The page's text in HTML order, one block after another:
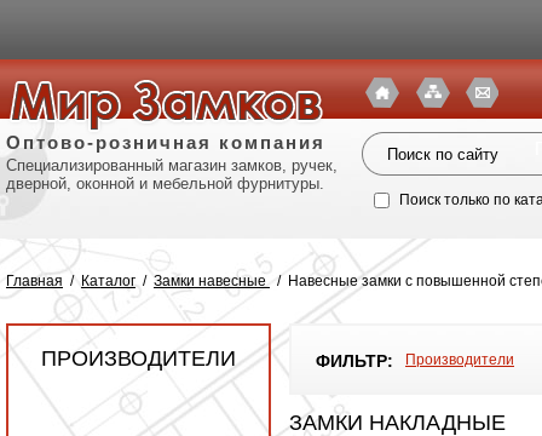
Оптово-розничная компания
Специализированный магазин замков, ручек,
дверной, оконной и мебельной фурнитуры.
Поиск только по
Главная / Каталог / Замки навесные / Навесные замки с повышенной
ПРОИЗВОДИТЕЛИ ФИЛЬТР: Производители
ЗАМКИ НАКЛАДНЫЕ